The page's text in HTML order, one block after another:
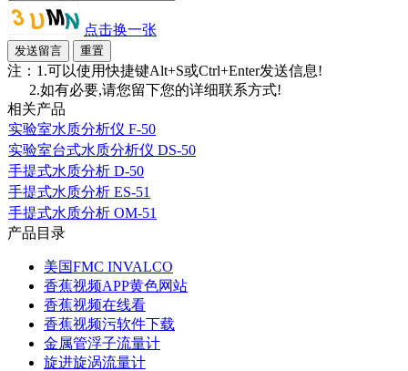
点击换一张
注：1.可以使用快捷键Alt+S或Ctrl+Enter发送信息!
2.如有必要,请您留下您的详细联系方式!
相关产品
实验室水质分析仪 F-50
实验室台式水质分析仪 DS-50
手提式水质分析 D-50
手提式水质分析 ES-51
手提式水质分析 OM-51
产品目录
美国FMC INVALCO
香蕉视频APP黄色网站
香蕉视频在线看
香蕉视频污软件下载
金属管浮子流量计
旋进旋涡流量计